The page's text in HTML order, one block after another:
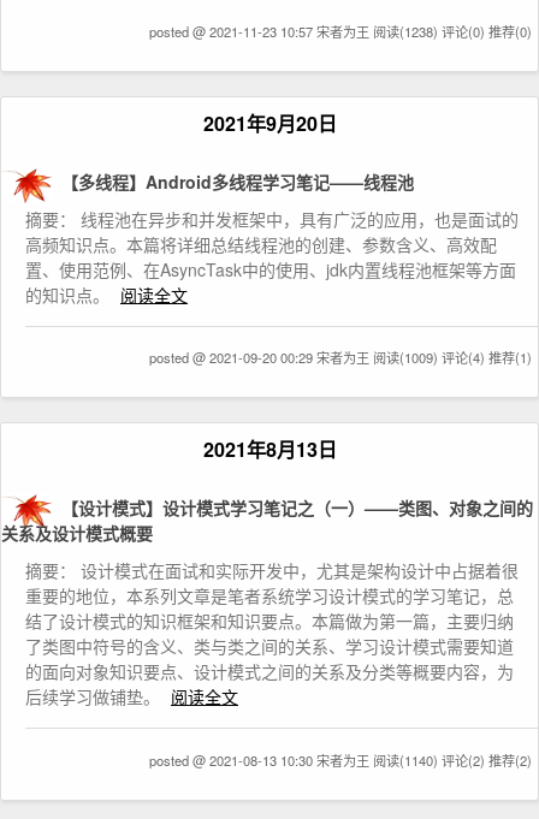
posted @ 2021-11-23 10:57 宋者为王 阅读(1238) 评论(0) 推荐(0)
2021年9月20日
【多线程】Android多线程学习笔记——线程池
摘要： 线程池在异步和并发框架中，具有广泛的应用，也是面试的
高频知识点。本篇将详细总结线程池的创建、参数含义、高效配
置、使用范例、在AsyncTask中的使用、jdk内置线程池框架等方面
的知识点。
阅读全文
posted @ 2021-09-20 00:29 宋者为王 阅读(1009) 评论(4) 推荐(1)
2021年8月13日
【设计模式】设计模式学习笔记之（一）——类图、对象之间的
关系及设计模式概要
摘要： 设计模式在面试和实际开发中，尤其是架构设计中占据着很
重要的地位，本系列文章是笔者系统学习设计模式的学习笔记，总
结了设计模式的知识框架和知识要点。本篇做为第一篇，主要归纳
了类图中符号的含义、类与类之间的关系、学习设计模式需要知道
的面向对象知识要点、设计模式之间的关系及分类等概要内容，为
后续学习做铺垫。
阅读全文
posted @ 2021-08-13 10:30 宋者为王 阅读(1140) 评论(2) 推荐(2)